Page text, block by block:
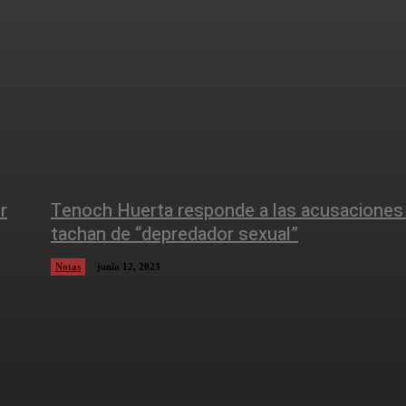
Tenoch Huerta responde a las
tachan de “depredador sexual”
Notas junio 12, 2023